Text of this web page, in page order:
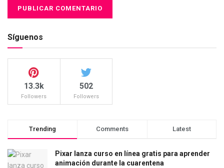
Síguenos
13.3k
Followers
502
Followers
Trending Comments Latest
Pixar lanza curso en línea gratis para aprender
animación durante la cuarentena